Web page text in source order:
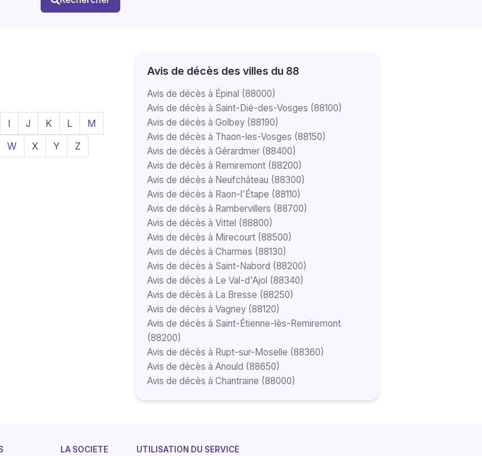
I J K L
M
W X Y Z
Avis de décès des villes du 88
Avis de décès à Épinal (88000)
Avis de décès à Saint-Dié-des-Vosges (88100)
Avis de décès à Golbey (88190)
Avis de décès à Thaon-les-Vosges (88150)
Avis de décès à Gérardmer (88400)
Avis de décès à Remiremont (88200)
Avis de décès à Neufchâteau (88300)
Avis de décès à Raon-l'Étape (88110)
Avis de décès à Rambervillers (88700)
Avis de décès à Vittel (88800)
Avis de décès à Mirecourt (88500)
Avis de décès à Charmes (88130)
Avis de décès à Saint-Nabord (88200)
Avis de décès à Le Val-d'Ajol (88340)
Avis de décès à La Bresse (88250)
Avis de décès à Vagney (88120)
Avis de décès à Saint-Étienne-lès-Remiremont
(88200)
Avis de décès à Rupt-sur-Moselle (88360)
Avis de décès à Anould (88650)
Avis de décès à Chantraine (88000)
LA SOCIETE UTILISATION DU SERVICE